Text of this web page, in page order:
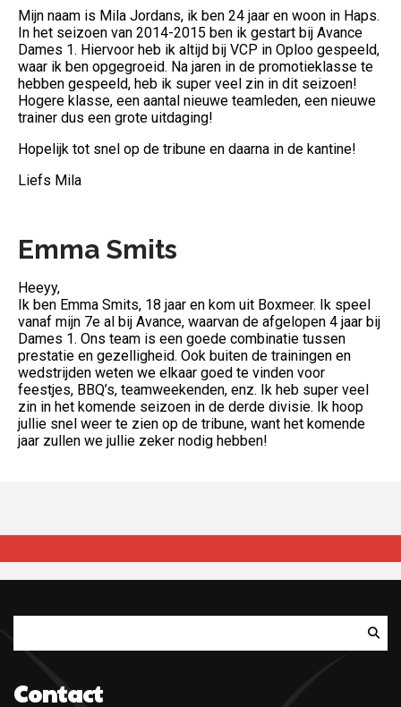
Mijn naam is Mila Jordans, ik ben 24 jaar en woon in Haps.
In het seizoen van 2014-2015 ben ik gestart bij Avance
Dames 1. Hiervoor heb ik altijd bij VCP in Oploo gespeeld,
waar ik ben opgegroeid. Na jaren in de promotieklasse te
hebben gespeeld, heb ik super veel zin in dit seizoen!
Hogere klasse, een aantal nieuwe teamleden, een nieuwe
trainer dus een grote uitdaging!
Hopelijk tot snel op de tribune en daarna in de kantine!
Liefs Mila
Emma Smits
Heeyy,
Ik ben Emma Smits, 18 jaar en kom uit Boxmeer. Ik speel
vanaf mijn 7e al bij Avance, waarvan de afgelopen 4 jaar bij
Dames 1. Ons team is een goede combinatie tussen
prestatie en gezelligheid. Ook buiten de trainingen en
wedstrijden weten we elkaar goed te vinden voor
feestjes, BBQ’s, teamweekenden, enz. Ik heb super veel
zin in het komende seizoen in de derde divisie. Ik hoop
jullie snel weer te zien op de tribune, want het komende
jaar zullen we jullie zeker nodig hebben!
Contact